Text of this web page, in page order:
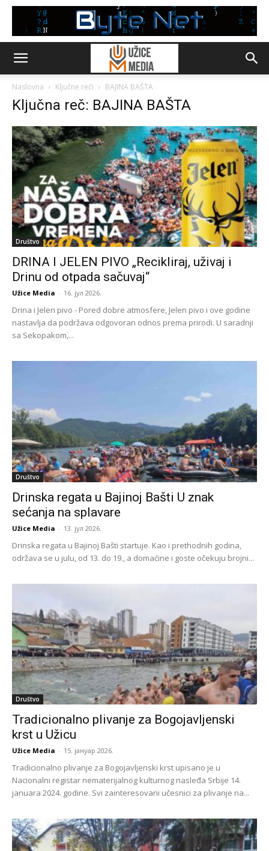
Naslovna Ključne reči BAJINA BAŠTA
Ključna reč: BAJINA BAŠTA
Društvo
DRINA I JELEN PIVO „Recikliraj, uživaj i
Drinu od otpada sačuvaj“
Užice Media - 16. јул 2026.
Drina i Jelen pivo - Pored dobre atmosfere, Jelen pivo i ove godine
nastavlja da podržava odgovoran odnos prema prirodi. U saradnji
sa Sekopakom,...
Društvo
Drinska regata u Bajinoj Bašti U znak
sećanja na splavare
Užice Media - 13. јул 2026.
Drinska regata u Bajinoj Bašti startuje. Kao i prethodnih godina,
održava se u julu, od 13. do 19., a domaćine i goste očekuju brojni...
Društvo
Tradicionalno plivanje za Bogojavljenski
krst u Užicu
Užice Media - 15. јануар 2026.
Tradicionalno plivanje za Bogojavljenski krst upisano je u
Nacionalni registar nematerijalnog kulturnog nasleđa Srbije 14.
januara 2024. godine. Svi zainteresovani učesnici za plivanje na...